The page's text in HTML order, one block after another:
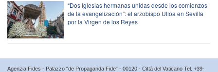
“Dos Iglesias hermanas unidas desde los comienzos
de la evangelización”: el arzobispo Ulloa en Sevilla
por la Virgen de los Reyes
Agenzia Fides - Palazzo “de Propaganda Fide” - 00120 - Città del Vaticano Tel. +39-